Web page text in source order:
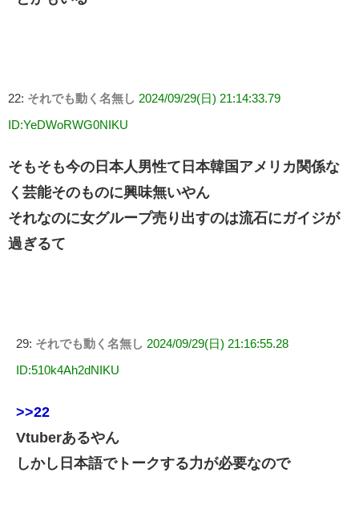
22: それでも動く名無し 2024/09/29(日) 21:14:33.79
ID:YeDWoRWG0NIKU
そもそも今の日本人男性て日本韓国アメリカ関係な
く芸能そのものに興味無いやん
それなのに女グループ売り出すのは流石にガイジが
過ぎるて
29: それでも動く名無し 2024/09/29(日) 21:16:55.28
ID:510k4Ah2dNIKU
>>22
Vtuberあるやん
しかし日本語でトークする力が必要なので